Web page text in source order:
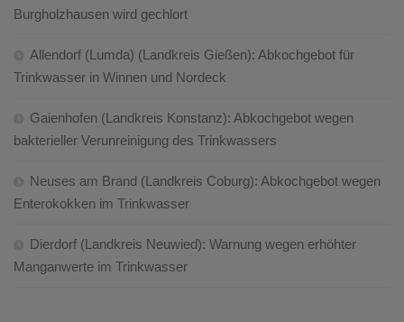
Burgholzhausen wird gechlort
Allendorf (Lumda) (Landkreis Gießen): Abkochgebot für
Trinkwasser in Winnen und Nordeck
Gaienhofen (Landkreis Konstanz): Abkochgebot wegen
bakterieller Verunreinigung des Trinkwassers
Neuses am Brand (Landkreis Coburg): Abkochgebot wegen
Enterokokken im Trinkwasser
Dierdorf (Landkreis Neuwied): Warnung wegen erhöhter
Manganwerte im Trinkwasser